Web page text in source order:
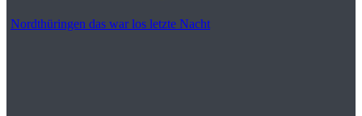
Nordthüringen das war los letzte Nacht